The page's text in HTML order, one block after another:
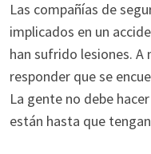
Las compañías de
implicados en un
han sufrido lesiones. A
responder que se
La gente no debe
están hasta que